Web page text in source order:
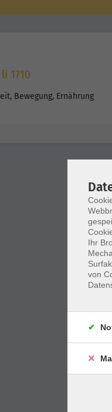
1710
Bewegung, Ernährung
Ihr
von